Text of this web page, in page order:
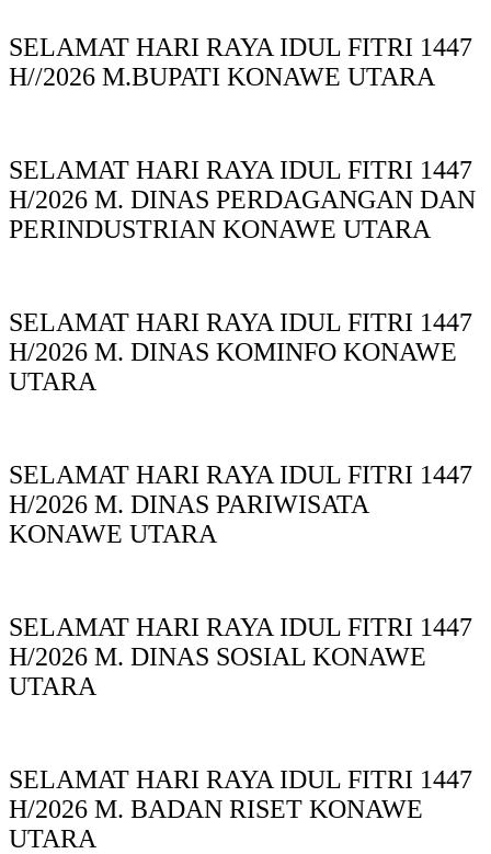
SELAMAT HARI RAYA IDUL FITRI 1447
H//2026 M.BUPATI KONAWE UTARA
SELAMAT HARI RAYA IDUL FITRI 1447
H/2026 M. DINAS PERDAGANGAN DAN
PERINDUSTRIAN KONAWE UTARA
SELAMAT HARI RAYA IDUL FITRI 1447
H/2026 M. DINAS KOMINFO KONAWE
UTARA
SELAMAT HARI RAYA IDUL FITRI 1447
H/2026 M. DINAS PARIWISATA
KONAWE UTARA
SELAMAT HARI RAYA IDUL FITRI 1447
H/2026 M. DINAS SOSIAL KONAWE
UTARA
SELAMAT HARI RAYA IDUL FITRI 1447
H/2026 M. BADAN RISET KONAWE
UTARA